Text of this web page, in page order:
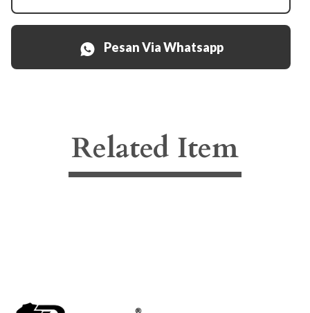
Pesan Via Whatsapp
Related Item